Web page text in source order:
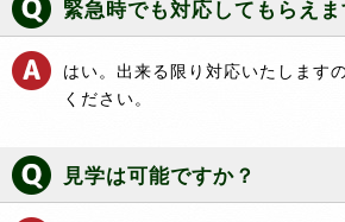
緊急時でも対応してもらえま
はい。出来る限り対応いたします
ください。
見学は可能ですか？